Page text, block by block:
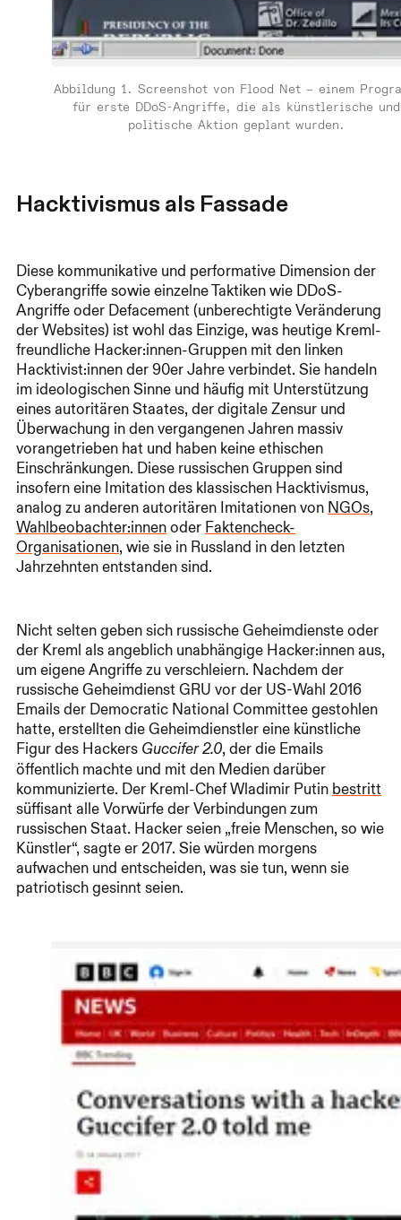
Abbildung 1. Screenshot von Flood Net – einem
für erste DDoS-Angriffe, die als künstlerische und
politische Aktion geplant wurden.
Hacktivismus als Fassade
Diese kommunikative und performative Dimension der
Cyberangriffe sowie einzelne Taktiken wie DDoS-
Angriffe oder Defacement (unberechtigte Veränderung
der Websites) ist wohl das Einzige, was heutige Kreml-
freundliche Hacker:innen-Gruppen mit den linken
Hacktivist:innen der 90er Jahre verbindet. Sie handeln
im ideologischen Sinne und häufig mit Unterstützung
eines autoritären Staates, der digitale Zensur und
Überwachung in den vergangenen Jahren massiv
vorangetrieben hat und haben keine ethischen
Einschränkungen. Diese russischen Gruppen sind
insofern eine Imitation des klassischen Hacktivismus,
analog zu anderen autoritären Imitationen von NGOs,
Wahlbeobachter:innenoder Faktencheck-
Organisationen, wie sie in Russland in den letzten
Jahrzehnten entstanden sind.
Nicht selten geben sich russische Geheimdienste oder
der Kreml als angeblich unabhängige Hacker:innen aus,
um eigene Angriffe zu verschleiern. Nachdem der
russische Geheimdienst GRU vor der US-Wahl 2016
Emails der Democratic National Committee gestohlen
hatte, erstellten die Geheimdienstler eine künstliche
Figur des Hackers Guccifer 2.0, der die Emails
öffentlich machte und mit den Medien darüber
kommunizierte. Der Kreml-Chef Wladimir Putin bestritt
süffisant alle Vorwürfe der Verbindungen zum
russischen Staat. Hacker seien „freie Menschen, so wie
Künstler“, sagte er 2017. Sie würden morgens
aufwachen und entscheiden, was sie tun, wenn sie
patriotisch gesinnt seien.